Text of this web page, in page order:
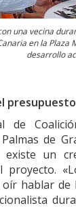
una vecina
en la Plaza
desarrollo
presupuesto
de
de
un
proyecto.
hablar de